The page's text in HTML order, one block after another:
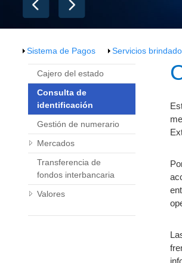
Sistema de Pagos Servicios
Cajero del estado
Consulta de
identificación
Gestión de numerario
Mercados
Transferencia de
fondos interbancaria
Valores